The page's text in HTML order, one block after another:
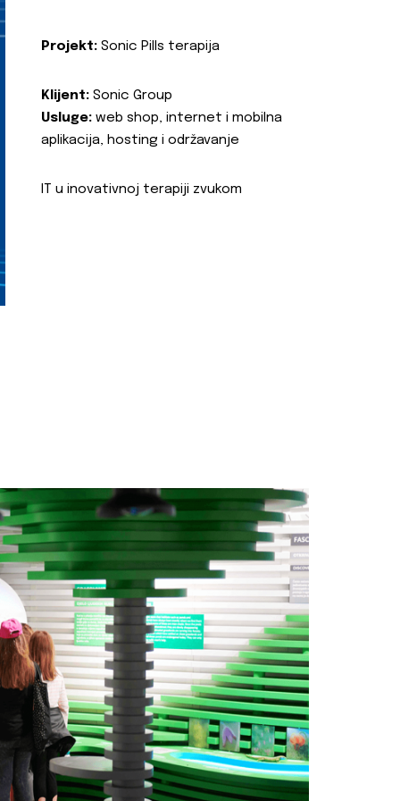
Projekt: Sonic Pills terapija
Klijent: Sonic Group
Usluge: web shop, internet i mobilna
aplikacija, hosting i održavanje
IT u inovativnoj terapiji zvukom